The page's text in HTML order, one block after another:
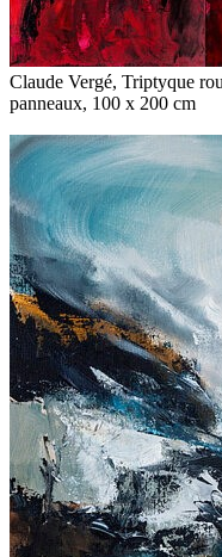
Claude Vergé, Triptyque
panneaux, 100 x 200 cm